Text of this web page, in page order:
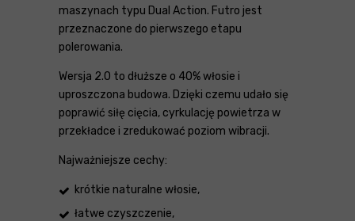
maszynach typu Dual Action. Futro jest
przeznaczone do pierwszego etapu
polerowania.
Wersja 2.0 to dłuższe o 40% włosie i
uproszczona budowa. Dzięki czemu udało się
poprawić siłę cięcia, cyrkulację powietrza w
przekładce i zredukować poziom wibracji.
Najważniejsze cechy:
krótkie naturalne włosie,
łatwe czyszczenie,